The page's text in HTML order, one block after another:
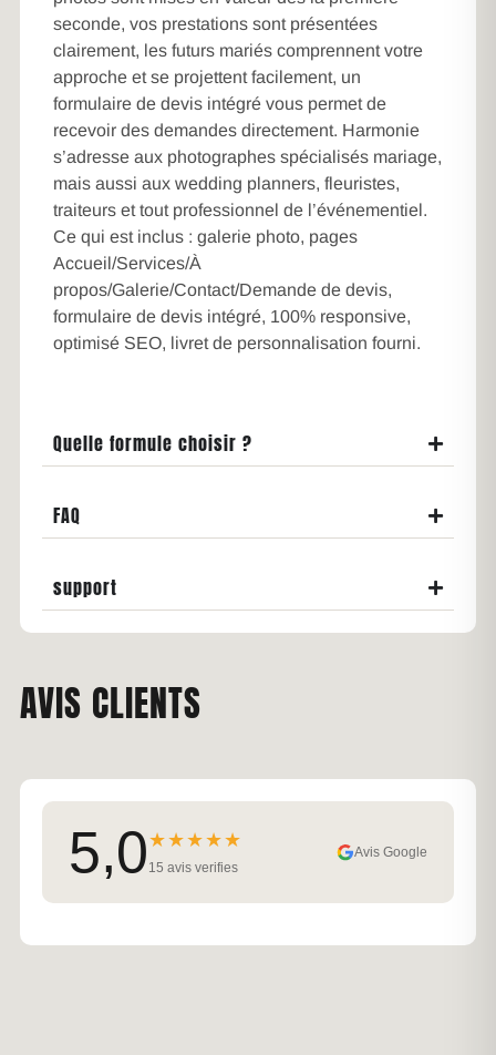
seconde, vos prestations sont présentées
clairement, les futurs mariés comprennent votre
approche et se projettent facilement, un
formulaire de devis intégré vous permet de
recevoir des demandes directement. Harmonie
s’adresse aux photographes spécialisés mariage,
mais aussi aux wedding planners, fleuristes,
traiteurs et tout professionnel de l’événementiel.
Ce qui est inclus : galerie photo, pages
Accueil/Services/À
propos/Galerie/Contact/Demande de devis,
formulaire de devis intégré, 100% responsive,
optimisé SEO, livret de personnalisation fourni.
Quelle formule choisir ?
FAQ
support
AVIS CLIENTS
5,0★★★★★
15 avis verifies
Avis Google